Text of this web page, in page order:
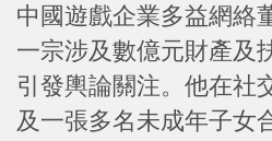
中國遊戲企業多益網絡
一宗涉及數億元財產及
引發輿論關注。他在社
及一張多名未成年子女